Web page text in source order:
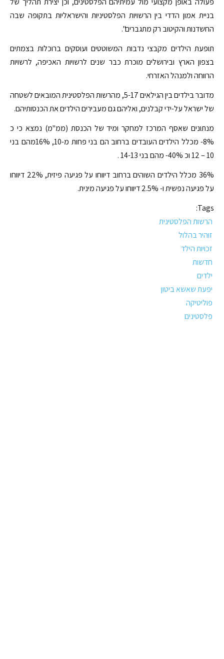
בניית אמון הדדי בין הרשויות הפלסטיניות והישראליות בתקופה שבה
החשדנות והקיטוב רק מתגברים".
תופעת הילדים מקבצי נדבות המשוטטים ועוסקים ברוכלות בצמתים
בצפון הארץ ובירושלים מוכרת כבר שנים לרשויות האכיפה, לרשויות
הרווחה ולמנהל האזרחי.
מדובר בילדים בין הגילאים 5-17, מהרשות הפלסטינית המובאים לשטחה
של ישראל על-ידי קבלנים, ואליהם גם מעבירים הילדים את הכנסותיהם.
מנתונים שאסף המרכז למחקר ומיד של הכנסת (ממ"מ) נמצא כי כ
8%- מכלל הילדים העובדים ברחוב הם בני פחות מ-10, 16%מהם בני
10 – 12 וכ 40%- מהם בני 14-13 .
36% מכלל הילדים השוהים ברחוב דיווחו על פגיעה פיזית, 22% דיווחו
על פגיעה נפשית ו- 2.5% דיווחו על פגיעה מינית.
Tags:
הרשות הפלסטינית
זוהיר בהלול
זכויות הילד
חדשות
ילדים
יפעת שאשא ביטון
פוליטיקה
פלסטינים